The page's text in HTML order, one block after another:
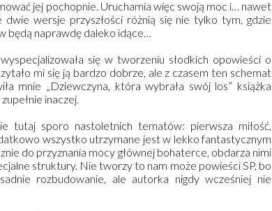
jej pochopnie. Uruchamia więc swoją moc i… nawet
wersje przyszłości różnią się nie tylko tym, gdzie
będą naprawdę daleko idące…
się w tworzeniu słodkich opowieści o
mi się ją bardzo dobrze, ale z czasem ten schemat
mnie „Dziewczyna, która wybrała swój los” książka
inaczej.
tutaj sporo nastoletnich tematów: pierwsza miłość,
wszystko utrzymane jest w lekko fantastycznym
do przyznania mocy głównej bohaterce, obdarza nimi
struktury. Nie tworzy to nam może powieści SP, bo
rozbudowanie, ale autorka nigdy wcześniej nie